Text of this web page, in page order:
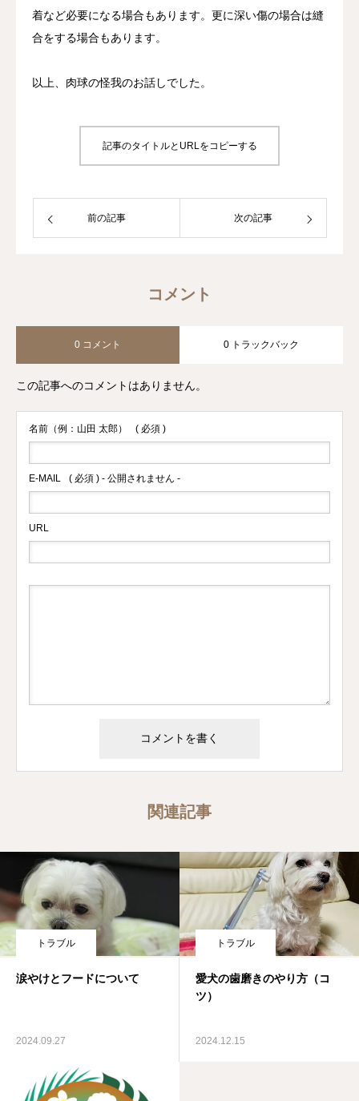
着など必要になる場合もあります。更に深い傷の場合は縫
合をする場合もあります。
以上、肉球の怪我のお話しでした。
記事のタイトルとURLをコピーする
前の記事 次の記事
コメント
0 コメント 0 トラックバック
この記事へのコメントはありません。
名前（例：山田 太郎） ( 必須 )
E-MAIL ( 必須 ) - 公開されません -
URL
関連記事
トラブル
涙やけとフードについて
2024.09.27
トラブル
愛犬の歯磨きのやり方（コ
ツ）
2024.12.15